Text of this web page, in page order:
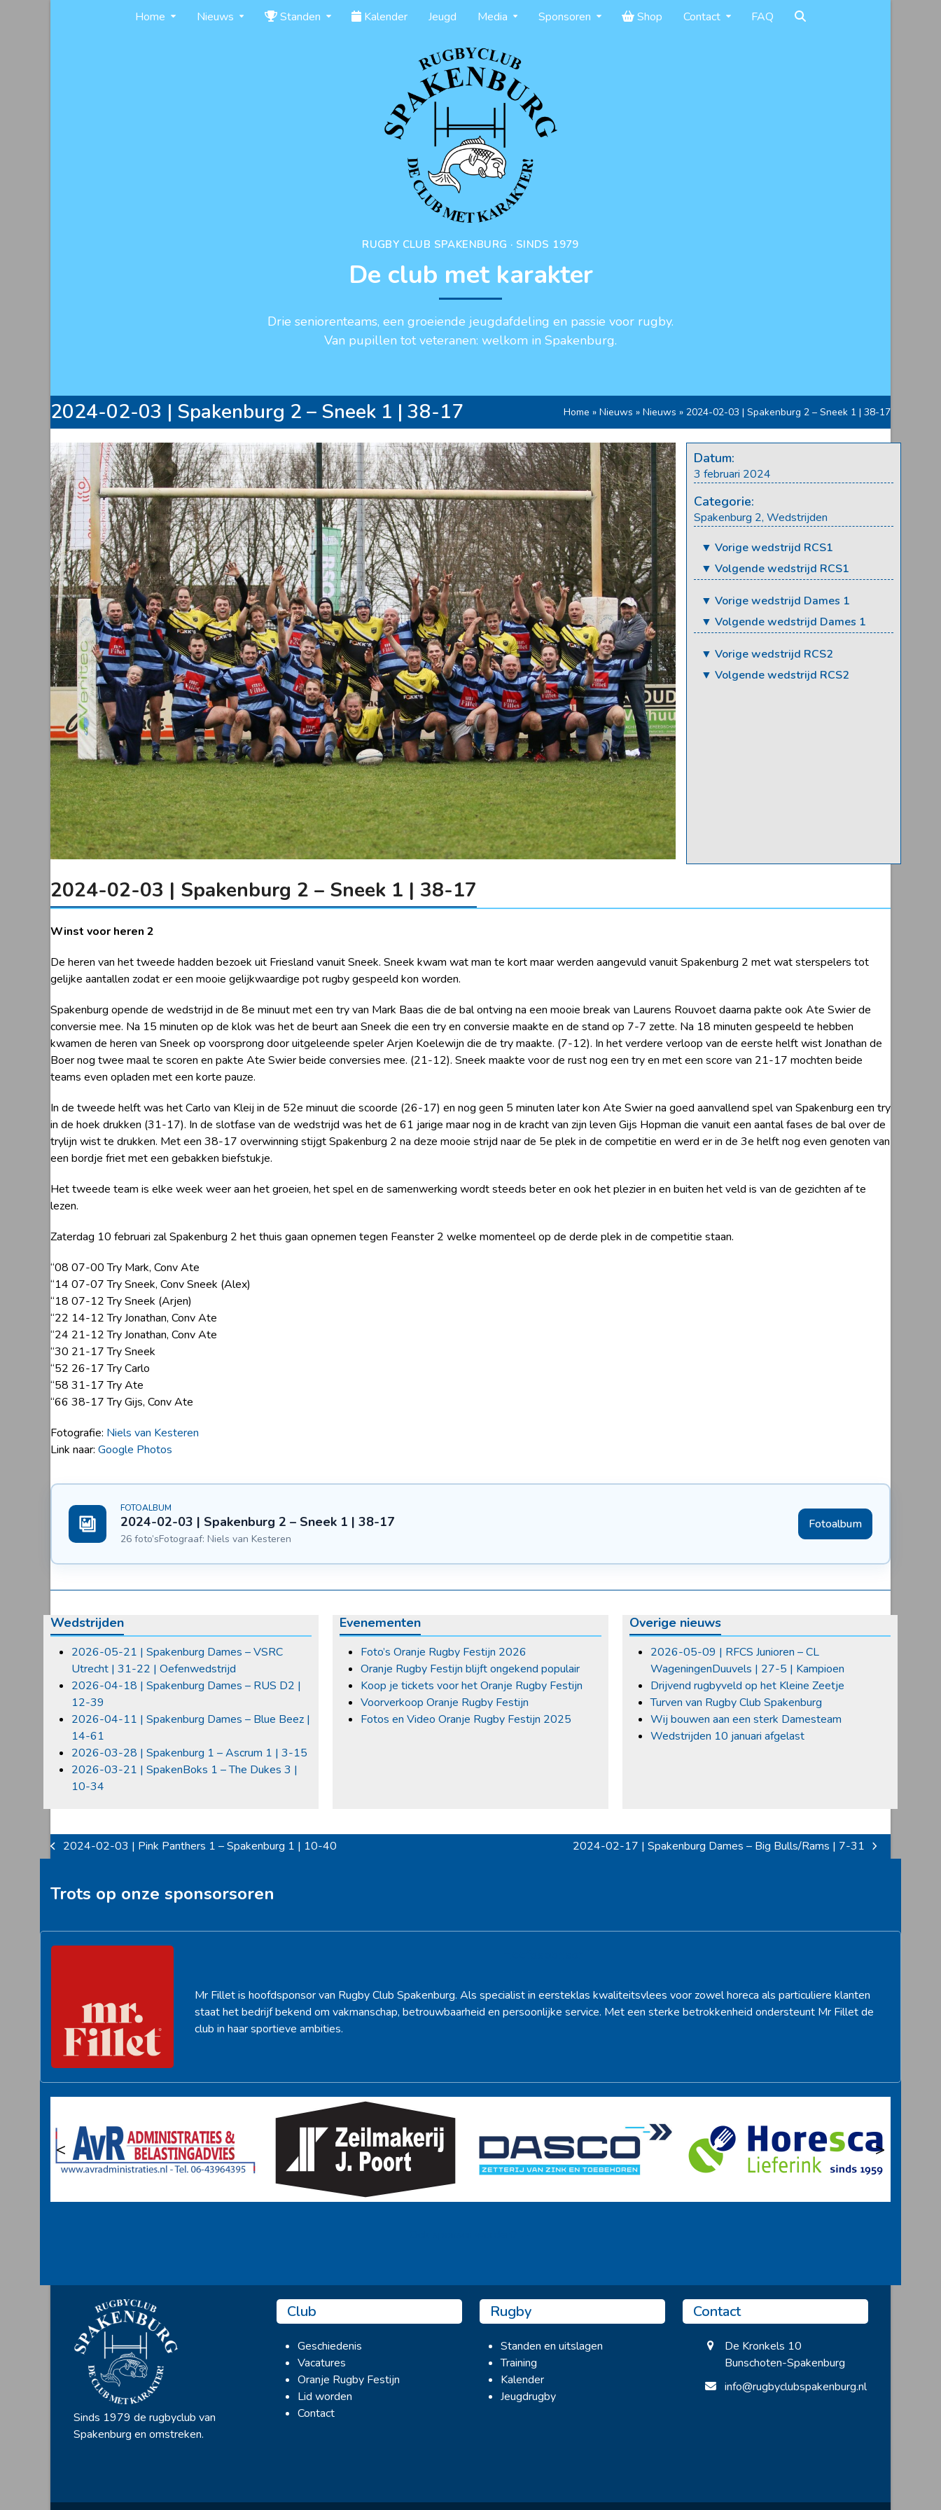
Home Nieuws Standen Kalender Jeugd Media Sponsoren Shop Contact FAQ
RUGBY CLUB SPAKENBURG · SINDS 1979
De club met karakter
Drie seniorenteams, een groeiende jeugdafdeling en passie voor rugby.
Van pupillen tot veteranen: welkom in Spakenburg.
2024-02-03 | Spakenburg 2 – Sneek 1 | 38-17 Home » Nieuws » Nieuws » 2024-02-03 | Spakenburg 2 – Sneek 1 | 38-17
Datum:
3 februari 2024
Categorie:
Spakenburg 2, Wedstrijden
▼ Vorige wedstrijd RCS1
▼ Volgende wedstrijd RCS1
▼ Vorige wedstrijd Dames 1
▼ Volgende wedstrijd Dames 1
▼ Vorige wedstrijd RCS2
▼ Volgende wedstrijd RCS2
2024-02-03 | Spakenburg 2 – Sneek 1 | 38-17
Winst voor heren 2
De heren van het tweede hadden bezoek uit Friesland vanuit Sneek. Sneek kwam wat man te kort maar werden aangevuld vanuit Spakenburg 2 met wat sterspelers tot
gelijke aantallen zodat er een mooie gelijkwaardige pot rugby gespeeld kon worden.
Spakenburg opende de wedstrijd in de 8e minuut met een try van Mark Baas die de bal ontving na een mooie break van Laurens Rouvoet daarna pakte ook Ate Swier de
conversie mee. Na 15 minuten op de klok was het de beurt aan Sneek die een try en conversie maakte en de stand op 7-7 zette. Na 18 minuten gespeeld te hebben
kwamen de heren van Sneek op voorsprong door uitgeleende speler Arjen Koelewijn die de try maakte. (7-12). In het verdere verloop van de eerste helft wist Jonathan de
Boer nog twee maal te scoren en pakte Ate Swier beide conversies mee. (21-12). Sneek maakte voor de rust nog een try en met een score van 21-17 mochten beide
teams even opladen met een korte pauze.
In de tweede helft was het Carlo van Kleij in de 52e minuut die scoorde (26-17) en nog geen 5 minuten later kon Ate Swier na goed aanvallend spel van Spakenburg een try
in de hoek drukken (31-17). In de slotfase van de wedstrijd was het de 61 jarige maar nog in de kracht van zijn leven Gijs Hopman die vanuit een aantal fases de bal over de
trylijn wist te drukken. Met een 38-17 overwinning stijgt Spakenburg 2 na deze mooie strijd naar de 5e plek in de competitie en werd er in de 3e helft nog even genoten van
een bordje friet met een gebakken biefstukje.
Het tweede team is elke week weer aan het groeien, het spel en de samenwerking wordt steeds beter en ook het plezier in en buiten het veld is van de gezichten af te
lezen.
Zaterdag 10 februari zal Spakenburg 2 het thuis gaan opnemen tegen Feanster 2 welke momenteel op de derde plek in de competitie staan.
“08 07-00 Try Mark, Conv Ate
“14 07-07 Try Sneek, Conv Sneek (Alex)
“18 07-12 Try Sneek (Arjen)
“22 14-12 Try Jonathan, Conv Ate
“24 21-12 Try Jonathan, Conv Ate
“30 21-17 Try Sneek
“52 26-17 Try Carlo
“58 31-17 Try Ate
“66 38-17 Try Gijs, Conv Ate
Fotografie: Niels van Kesteren
Link naar: Google Photos
FOTOALBUM
2024-02-03 | Spakenburg 2 – Sneek 1 | 38-17
26 foto’sFotograaf: Niels van Kesteren
Fotoalbum
Wedstrijden
2026-05-21 | Spakenburg Dames – VSRC
Utrecht | 31-22 | Oefenwedstrijd
2026-04-18 | Spakenburg Dames – RUS D2 |
12-39
2026-04-11 | Spakenburg Dames – Blue Beez |
14-61
2026-03-28 | Spakenburg 1 – Ascrum 1 | 3-15
2026-03-21 | SpakenBoks 1 – The Dukes 3 |
10-34
Evenementen
Foto’s Oranje Rugby Festijn 2026
Oranje Rugby Festijn blijft ongekend populair
Koop je tickets voor het Oranje Rugby Festijn
Voorverkoop Oranje Rugby Festijn
Fotos en Video Oranje Rugby Festijn 2025
Overige nieuws
2026-05-09 | RFCS Junioren – CL
WageningenDuuvels | 27-5 | Kampioen
Drijvend rugbyveld op het Kleine Zeetje
Turven van Rugby Club Spakenburg
Wij bouwen aan een sterk Damesteam
Wedstrijden 10 januari afgelast
previous
2024-02-03 | Pink Panthers 1 – Spakenburg 1 | 10-40
next
2024-02-17 | Spakenburg Dames – Big Bulls/Rams | 7-31
Trots op onze sponsorsoren
Mr Fillet is hoofdsponsor van Rugby Club Spakenburg. Als specialist in eersteklas kwaliteitsvlees voor zowel horeca als particuliere klanten
staat het bedrijf bekend om vakmanschap, betrouwbaarheid en persoonlijke service. Met een sterke betrokkenheid ondersteunt Mr Fillet de
club in haar sportieve ambities.
< >
Sinds 1979 de rugbyclub van
Spakenburg en omstreken.
Club
Geschiedenis
Vacatures
Oranje Rugby Festijn
Lid worden
Contact
Rugby
Standen en uitslagen
Training
Kalender
Jeugdrugby
Contact
De Kronkels 10
Bunschoten-Spakenburg
info@rugbyclubspakenburg.nl